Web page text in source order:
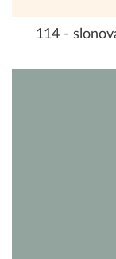
114 -